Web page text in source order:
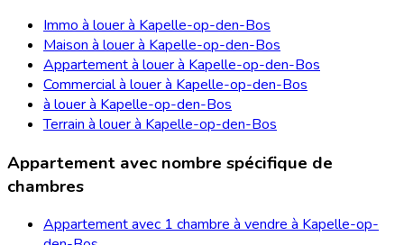
Immo à louer à Kapelle-op-den-Bos
Maison à louer à Kapelle-op-den-Bos
Appartement à louer à Kapelle-op-den-Bos
Commercial à louer à Kapelle-op-den-Bos
à louer à Kapelle-op-den-Bos
Terrain à louer à Kapelle-op-den-Bos
Appartement avec nombre spécifique de
chambres
Appartement avec 1 chambre à vendre à Kapelle-op-